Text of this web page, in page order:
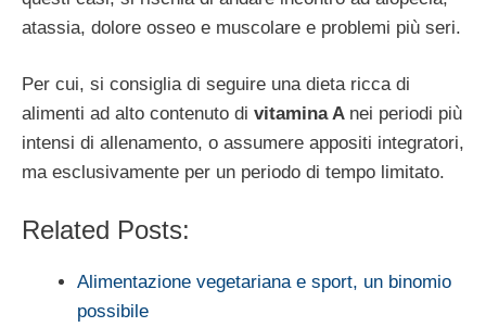
atassia, dolore osseo e muscolare e problemi più seri.
Per cui, si consiglia di seguire una dieta ricca di
alimenti ad alto contenuto di vitamina A nei periodi più
intensi di allenamento, o assumere appositi integratori,
ma esclusivamente per un periodo di tempo limitato.
Related Posts:
Alimentazione vegetariana e sport, un binomio
possibile